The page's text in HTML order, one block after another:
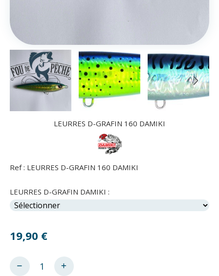
LEURRES D-GRAFIN 160 DAMIKI
Ref : LEURRES D-GRAFIN 160 DAMIKI
LEURRES D-GRAFIN DAMIKI :
19,90 €